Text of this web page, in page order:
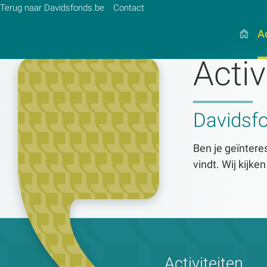
Terug naar Davidsfonds.be Contact
Ben je
vindt. Wij
Zoeken